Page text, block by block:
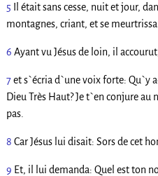
5 Il était sans cesse, nuit et jour,
montagnes, criant, et se
6 Ayant vu Jésus de loin, il
7et s`écria d`une voix forte: Qu`y
Dieu Très Haut? Je t`en conjure
pas.
8 Car Jésus lui disait: Sors de cet
9 Et, il lui demanda: Quel est ton